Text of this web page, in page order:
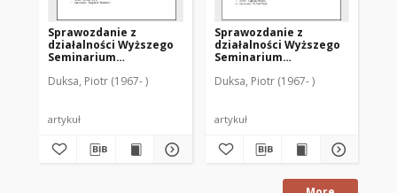
Sprawozdanie z
działalności Wyższego
Seminarium
Warmińskiej
Duksa, Piotr (1967- )
artykuł
Sprawozdanie z
działalności Wyższego
Seminarium
Warmińskiej
Duksa, Piotr (1967- )
artykuł